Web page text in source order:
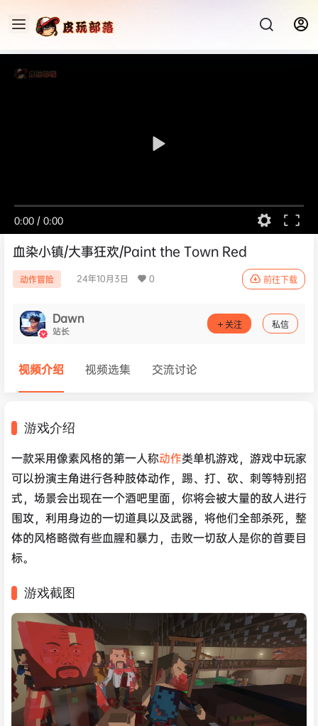
0:00 / 0:00
血染小镇/大事狂欢/Paint the Town Red
动作冒险 24年10月3日 0 前往下载
Dawn
站长 关注 私信
视频介绍 视频选集 交流讨论
游戏介绍
一款采用像素风格的第一人称动作类单机游戏，游戏中玩家
可以扮演主角进行各种肢体动作，踢、打、砍、刺等特别招
式，场景会出现在一个酒吧里面，你将会被大量的敌人进行
围攻，利用身边的一切道具以及武器，将他们全部杀死，整
体的风格略微有些血腥和暴力，击败一切敌人是你的首要目
标。
游戏截图